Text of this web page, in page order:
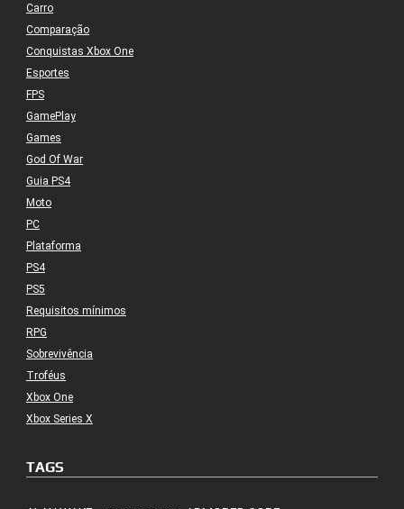
Carro
Comparação
Conquistas Xbox One
Esportes
FPS
GamePlay
Games
God Of War
Guia PS4
Moto
PC
Plataforma
PS4
PS5
Requisitos mínimos
RPG
Sobrevivência
Troféus
Xbox One
Xbox Series X
TAGS